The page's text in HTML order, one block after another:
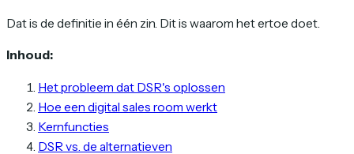
Dat is de definitie in één zin. Dit is waarom het ertoe doet.
Inhoud:
Het probleem dat DSR's oplossen
Hoe een digital sales room werkt
Kernfuncties
DSR vs. de alternatieven